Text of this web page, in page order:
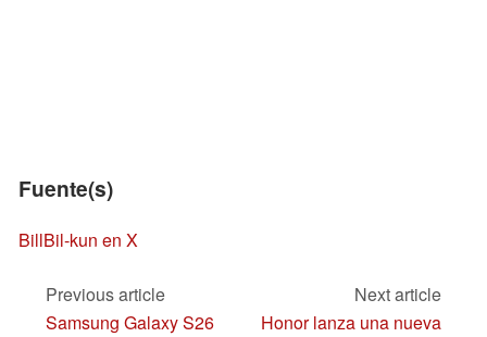
Fuente(s)
BillBil-kun en X
Previous article
Samsung Galaxy S26
Next article
Honor lanza una nueva